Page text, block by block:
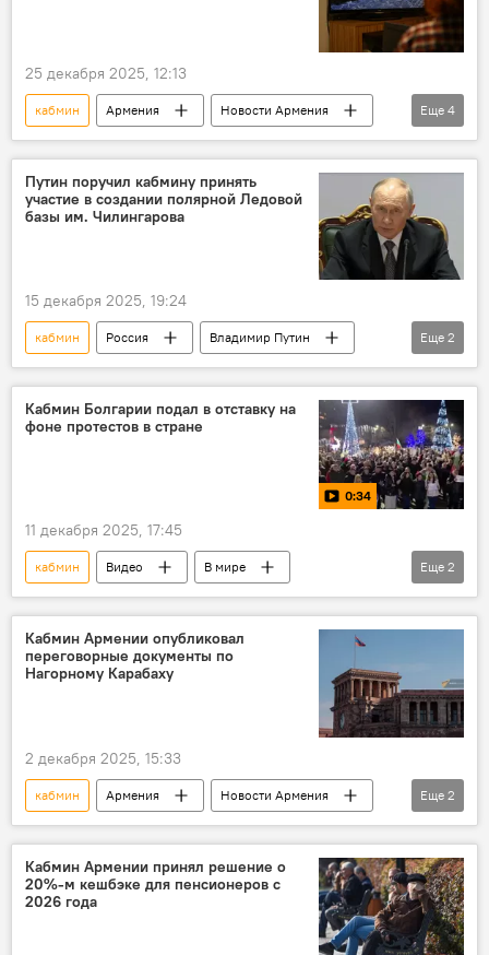
25 декабря 2025, 12:13
кабмин Армения
Новости Армения
Политика
Общество
телеканал
решение
Еще 4
Путин поручил кабмину принять
участие в создании полярной Ледовой
базы им. Чилингарова
15 декабря 2025, 19:24
кабмин Россия
Владимир Путин
Артур Чилингаров
Общество
Еще 2
Кабмин Болгарии подал в отставку на
фоне протестов в стране
0:34
11 декабря 2025, 17:45
кабмин Видео
В мире
Болгария
протесты отставка
Еще 2
Кабмин Армении опубликовал
переговорные документы по
Нагорному Карабаху
2 декабря 2025, 15:33
кабмин Армения
Новости Армения
Политика
Нагорный Карабах
Еще 2
Кабмин Армении принял решение о
20%-м кешбэке для пенсионеров с
2026 года